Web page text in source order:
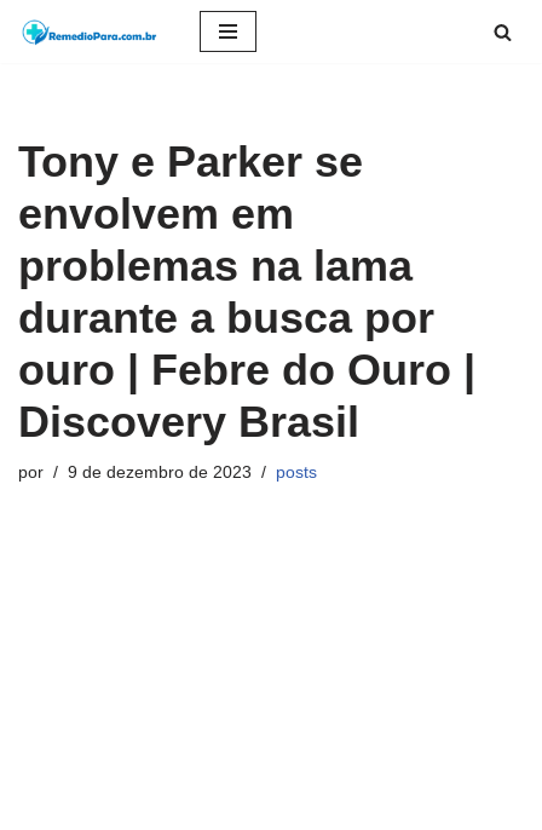
conteúdo
Tony e Parker se
envolvem em
problemas na lama
durante a busca por
ouro | Febre do Ouro |
Discovery Brasil
por 9 de dezembro de 2023 posts